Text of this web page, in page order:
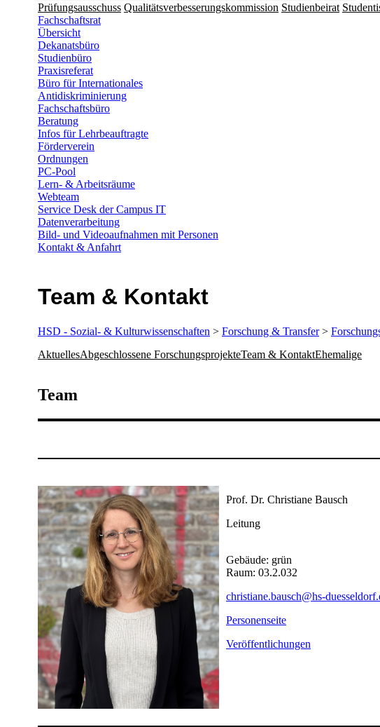
Prüfungsausschuss Qualitätsverbesserungskommission Studienbeirat
Fachschaftsrat
Übersicht
Dekanatsbüro
Studienbüro
Praxisreferat
Büro für Internationales
Antidiskriminierung
Fachschaftsbüro
Beratung
Infos für Lehrbeauftragte
Förderverein
Ordnungen
PC-Pool
Lern- & Arbeitsräume
Webteam
Service Desk der Campus IT
Datenverarbeitung
Bild- und Videoaufnahmen mit Personen
Kontakt & Anfahrt
Team & Kontakt
HSD - Sozial- & Kulturwissenschaften > Forschung & Transfer>
AktuellesAbgeschlossene ForschungsprojekteTeam & KontaktEhemalige
​​​​​​​​​​​​​​​​​​Team
Prof. Dr. Christiane Bausch
Leitung
Gebäude: grün
Raum: 03.2.032
christiane.bausch@hs-
Personenseite
Veröffentlichungen